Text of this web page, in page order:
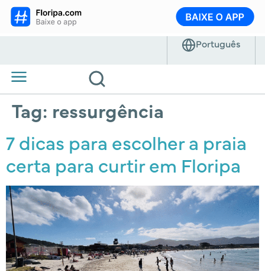
Tag: ressurgência
7 dicas para escolher a praia
certa para curtir em Floripa